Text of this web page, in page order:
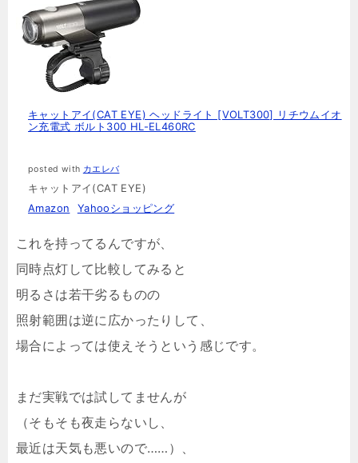
キャットアイ(CAT EYE) ヘッドライト [VOLT300] リチウムイオ
ン充電式 ボルト300 HL-EL460RC
posted with カエレバ
キャットアイ(CAT EYE)
Amazon
Yahooショッピング
これを持ってるんですが、
同時点灯して比較してみると
明るさは若干劣るものの
照射範囲は逆に広かったりして、
場合によっては使えそうという感じです。
まだ実戦では試してませんが
（そもそも夜走らないし、
最近は天気も悪いので……）、